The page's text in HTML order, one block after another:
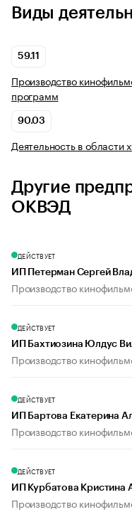
Виды
59.11
Производство
программ
90.03
Деятельность в области
Другие
ОКВЭД
ДЕЙСТВУЕТ
ИП Петерман Сергей
Производство
ДЕЙСТВУЕТ
ИП Бахтиозина Юлдус
Производство
ДЕЙСТВУЕТ
ИП Бартова Екатерина
Производство
ДЕЙСТВУЕТ
ИП Курбатова Кристина
Производство